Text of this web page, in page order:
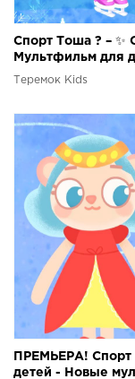
Спорт Тоша ? – ✨
Мультфильм для
Теремок Kids
ПРЕМЬЕРА! Спорт
детей - Новые